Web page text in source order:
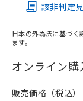
在庫等で未対
問い合わせくだ
該非判定
日本の外為法に基づく
ます。
オンライン購
販売価格（税込）